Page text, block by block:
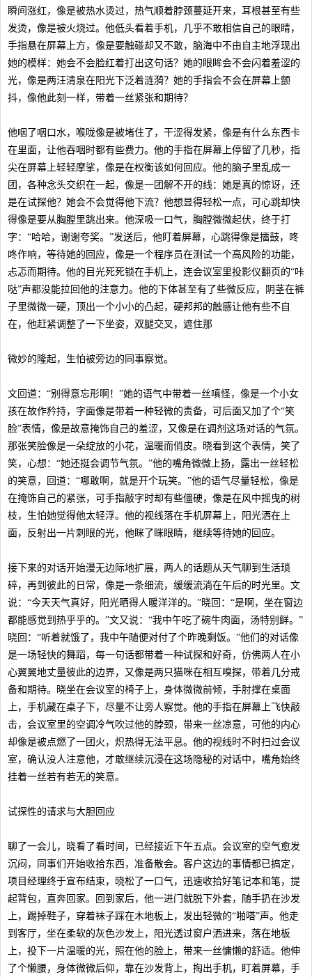
瞬间涨红，像是被热水烫过，热气顺着脖颈蔓延开来，耳根甚至有些
发烫，像是被火烧过。他低头看着手机，几乎不敢相信自己的眼睛，
手指悬在屏幕上方，像是要触碰却又不敢，脑海中不由自主地浮现出
她的模样：她会不会脸红着打出这句话？她的眼眸会不会闪着羞涩的
光，像是两汪清泉在阳光下泛着涟漪？她的手指会不会在屏幕上颤
抖，像他此刻一样，带着一丝紧张和期待？
他咽了咽口水，喉咙像是被堵住了，干涩得发紧，像是有什么东西卡
在里面，让他吞咽时都有些费力。他的手指在屏幕上停留了几秒，指
尖在屏幕上轻轻摩挲，像是在权衡该如何回应。他的脑子里乱成一
团，各种念头交织在一起，像是一团解不开的线：她是真的惊讶，还
是在试探他？她会不会觉得他下流？他想显得轻松一点，可心跳却快
得像是要从胸膛里跳出来。他深吸一口气，胸膛微微起伏，终于打
字：“哈哈，谢谢夸奖。”发送后，他盯着屏幕，心跳得像是擂鼓，咚
咚作响，等待她的回应，像是一个程序员在测试一个高风险的功能，
忐忑而期待。他的目光死死锁在手机上，连会议室里投影仪翻页的“咔
哒”声都没能拉回他的注意力。他的下体甚至有了些微反应，阴茎在裤
子里微微一硬，顶出一个小小的凸起，硬邦邦的触感让他有些不自
在，他赶紧调整了一下坐姿，双腿交叉，遮住那
微妙的隆起，生怕被旁边的同事察觉。
文回道：“别得意忘形啊！”她的语气中带着一丝嗔怪，像是一个小女
孩在故作矜持，字面像是带着一种轻微的责备，可后面又加了个“笑
脸”表情，像是故意掩饰自己的羞涩，又像是在调剂这场对话的气氛。
那张笑脸像是一朵绽放的小花，温暖而俏皮。晓看到这个表情，笑了
笑，心想：“她还挺会调节气氛。”他的嘴角微微上扬，露出一丝轻松
的笑意，回道：“哪敢啊，就是开个玩笑。”他的语气尽量轻松，像是
在掩饰自己的紧张，可手指敲字时却有些僵硬，像是在风中摇曳的树
枝，生怕她觉得他太轻浮。他的视线落在手机屏幕上，阳光洒在上
面，反射出一片刺眼的光，他眯了眯眼睛，继续等待她的回应。
接下来的对话开始漫无边际地扩展，两人的话题从天气聊到生活琐
碎，再到彼此的日常，像是一条细流，缓缓流淌在午后的时光里。文
说：“今天天气真好，阳光晒得人暖洋洋的。”晓回：“是啊，坐在窗边
都能感觉到热乎乎的。”文又说：“我中午吃了碗牛肉面，汤特别鲜。”
晓回：“听着就饿了，我中午随便对付了个昨晚剩饭。”他们的对话像
是一场轻快的舞蹈，每一句话都带着一种试探和好奇，仿佛两人在小
心翼翼地丈量彼此的边界，又像是两只猫咪在相互嗅探，带着几分戒
备和期待。晓坐在会议室的椅子上，身体微微前倾，手肘撑在桌面
上，手机藏在桌子下，尽量不让旁人察觉。他的手指在屏幕上飞快敲
击，会议室里的空调冷气吹过他的脖颈，带来一丝凉意，可他的内心
却像是被点燃了一团火，炽热得无法平息。他的视线时不时扫过会议
室，确认没人注意他，才敢继续沉浸在这场隐秘的对话中，嘴角始终
挂着一丝若有若无的笑意。
试探性的请求与大胆回应
聊了一会儿，晓看了看时间，已经接近下午五点。会议室的空气愈发
沉闷，同事们开始收拾东西，准备散会。客户这边的事情都已搞定，
项目经理终于宣布结束，晓松了一口气，迅速收拾好笔记本和笔，提
起背包，直奔回家。回到家后，他一进门就脱下外套，随手扔在沙发
上，踢掉鞋子，穿着袜子踩在木地板上，发出轻微的“啪嗒”声。他走
到客厅，坐在柔软的灰色沙发上，阳光透过窗户洒进来，落在地板
上，投下一片温暖的光，照在他的脸上，带来一丝慵懒的舒适。他伸
了个懒腰，身体微微后仰，靠在沙发背上，掏出手机，盯着屏幕，手